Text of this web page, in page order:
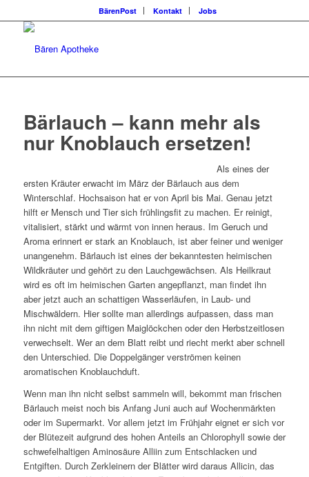
BärenPost Kontakt Jobs
Bärlauch – kann mehr als
nur Knoblauch ersetzen!
Als eines der
ersten Kräuter erwacht im März der Bärlauch aus dem
Winterschlaf. Hochsaison hat er von April bis Mai. Genau jetzt
hilft er Mensch und Tier sich frühlingsfit zu machen. Er reinigt,
vitalisiert, stärkt und wärmt von innen heraus. Im Geruch und
Aroma erinnert er stark an Knoblauch, ist aber feiner und weniger
unangenehm. Bärlauch ist eines der bekanntesten heimischen
Wildkräuter und gehört zu den Lauchgewächsen. Als Heilkraut
wird es oft im heimischen Garten angepflanzt, man findet ihn
aber jetzt auch an schattigen Wasserläufen, in Laub- und
Mischwäldern. Hier sollte man allerdings aufpassen, dass man
ihn nicht mit dem giftigen Maiglöckchen oder den Herbstzeitlosen
verwechselt. Wer an dem Blatt reibt und riecht merkt aber schnell
den Unterschied. Die Doppelgänger verströmen keinen
aromatischen Knoblauchduft.
Wenn man ihn nicht selbst sammeln will, bekommt man frischen
Bärlauch meist noch bis Anfang Juni auch auf Wochenmärkten
oder im Supermarkt. Vor allem jetzt im Frühjahr eignet er sich vor
der Blütezeit aufgrund des hohen Anteils an Chlorophyll sowie der
schwefelhaltigen Aminosäure Alliin zum Entschlacken und
Entgiften. Durch Zerkleinern der Blätter wird daraus Allicin, das